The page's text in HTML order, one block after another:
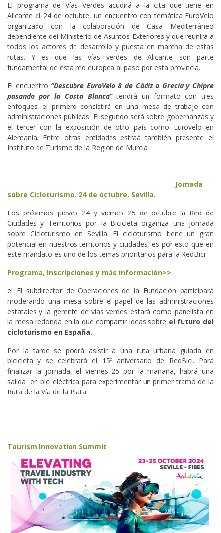
El programa de Vías Verdes acudirá a la cita que tiene en
Alicante el 24 de octubre, un encuentro con temática EuroVelo
organizado con la colaboración de Casa Mediterráneo
dependiente del Ministerio de Asuntos Exteriores y que reunirá a
todos los actores de desarrollo y puesta en marcha de estas
rutas. Y es que las vías verdes de Alicante son parte
fundamental de esta red europea al paso por esta provincia.
El encuentro “Descubre EuroVelo 8 de Cádiz a Grecia y Chipre
pasando por la Costa Blanca” tendrá un formato con tres
enfoques: el primero consistirá en una mesa de trabajo con
administraciones públicas. El segundo será sobre gobernanzas y
el tercer con la exposición de otro país como Eurovelo en
Alemania. Entre otras entidades estraá también presente el
Instituto de Turismo de la Región de Murcia.
Jornada
sobre Cicloturismo. 24 de octubre. Sevilla.
Los próximos jueves 24 y viernes 25 de octubre la Red de
Ciudades y Territorios por la Bicicleta organiza una jornada
sobre Cicloturismo en Sevilla. El cicloturismo tiene un gran
potencial en nuestros territorios y ciudades, es por esto que en
este mandato es uno de los temas prioritarios para la RedBici.
Programa, Inscripciones y más información>>
el El subdirector de Operaciones de la Fundación participará
moderando una mesa sobre el papel de las administraciones
estatales y la gerente de vías verdes estará como panelista en
la mesa redonda en la que compartir ideas sobre el futuro del
cicloturismo en España.
Por la tarde se podrá asistir a una ruta urbana guiada en
bicicleta y se celebrará el 15º aniversario de RedBici. Para
finalizar la jornada, el viernes 25 por la mañana, habrá una
salida en bici eléctrica para experimentar un primer tramo de la
Ruta de la Vía de la Plata.
Tourism Innovation Summit